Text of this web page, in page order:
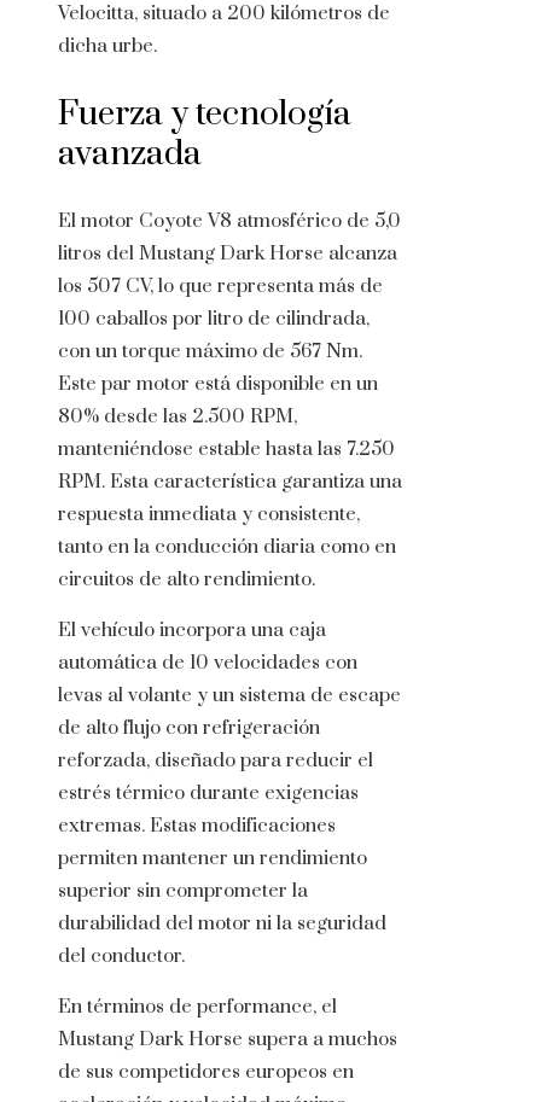
Velocitta, situado a 200 kilómetros de
dicha urbe.
Fuerza y tecnología
avanzada
El motor Coyote V8 atmosférico de 5,0
litros del Mustang Dark Horse alcanza
los 507 CV, lo que representa más de
100 caballos por litro de cilindrada,
con un torque máximo de 567 Nm.
Este par motor está disponible en un
80% desde las 2.500 RPM,
manteniéndose estable hasta las 7.250
RPM. Esta característica garantiza una
respuesta inmediata y consistente,
tanto en la conducción diaria como en
circuitos de alto rendimiento.
El vehículo incorpora una caja
automática de 10 velocidades con
levas al volante y un sistema de escape
de alto flujo con refrigeración
reforzada, diseñado para reducir el
estrés térmico durante exigencias
extremas. Estas modificaciones
permiten mantener un rendimiento
superior sin comprometer la
durabilidad del motor ni la seguridad
del conductor.
En términos de performance, el
Mustang Dark Horse supera a muchos
de sus competidores europeos en